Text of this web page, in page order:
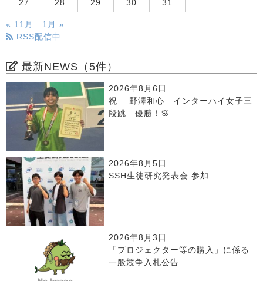
27 28 29 30 31
« 11月
1月 »
RSS配信中
最新NEWS（5件）
2026年8月6日
祝 野澤和心 インターハイ女子三
段跳 優勝！🌸
2026年8月5日
SSH生徒研究発表会 参加
2026年8月3日
「プロジェクター等の購入」に係る
一般競争入札公告